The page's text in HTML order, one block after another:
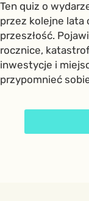
Ten quiz o
przez kolejne lata
przeszłość.
rocznice,
inwestycje i
przypomnieć